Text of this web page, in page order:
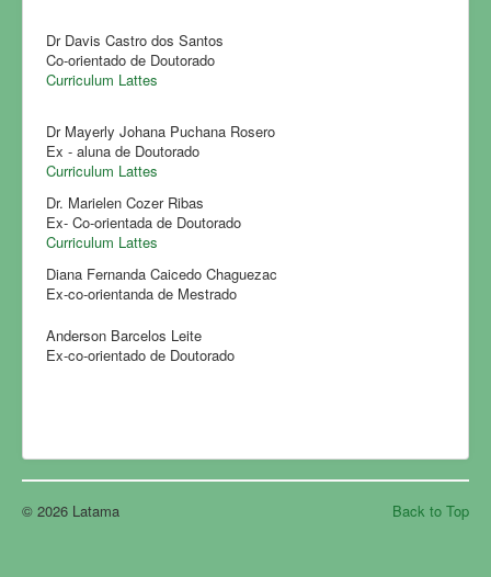
Dr Davis Castro dos Santos
Co-orientado de Doutorado
Curriculum Lattes
Dr Mayerly Johana Puchana Rosero
Ex - aluna de Doutorado
Curriculum Lattes
Dr. Marielen Cozer Ribas
Ex- Co-orientada de Doutorado
Curriculum Lattes
Diana Fernanda Caicedo Chaguezac
Ex-co-orientanda de Mestrado
Anderson Barcelos Leite
Ex-co-orientado de Doutorado
Back to Top
© 2026 Latama